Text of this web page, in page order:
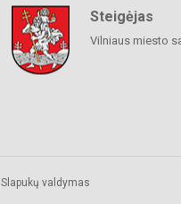
Steigėjas
Vilniaus miesto
Slapukų valdymas